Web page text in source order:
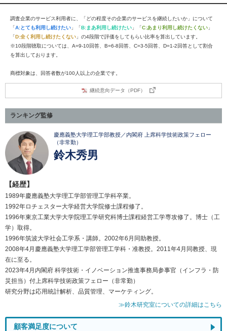
調査企業のサービス利用者に、「どの程度その企業のサービスを継続したいか」について
「A:とても利用し続けたい 」「B:まあ利用し続けたい 」「C:あまり利用し続けたくない 」
「D:全く利用し続けたくない 」の4段階で評価をしてもらい比率を算出しています。
※10段階聴取については、A=9-10回答、B=6-8回答、C=3-5回答、D=1-2回答として割合
を算出しております。
商標対象は、回答者数が100人以上の企業です。
継続意向データ（PDF）
ランキング監修
慶應義塾大学理工学部教授／内閣府 上席科学技術政策フェロー
（非常勤）
鈴木秀男
【経歴】
1989年慶應義塾大学理工学部管理工学科卒業。
1992年ロチェスター大学経営大学院修士課程修了。
1996年東京工業大学大学院理工学研究科博士課程経営工学専攻修了。博士（工
学）取得。
1996年筑波大学社会工学系・講師。2002年6月同助教授。
2008年4月慶應義塾大学理工学部管理工学科・准教授。2011年4月同教授、現
在に至る。
2023年4月内閣府 科学技術・イノベーション推進事務局参事官（インフラ・防
災担当）付上席科学技術政策フェロー（非常勤）
研究分野は応用統計解析、品質管理、マーケティング。
≫鈴木研究室についての詳細はこちら
顧客満足度について